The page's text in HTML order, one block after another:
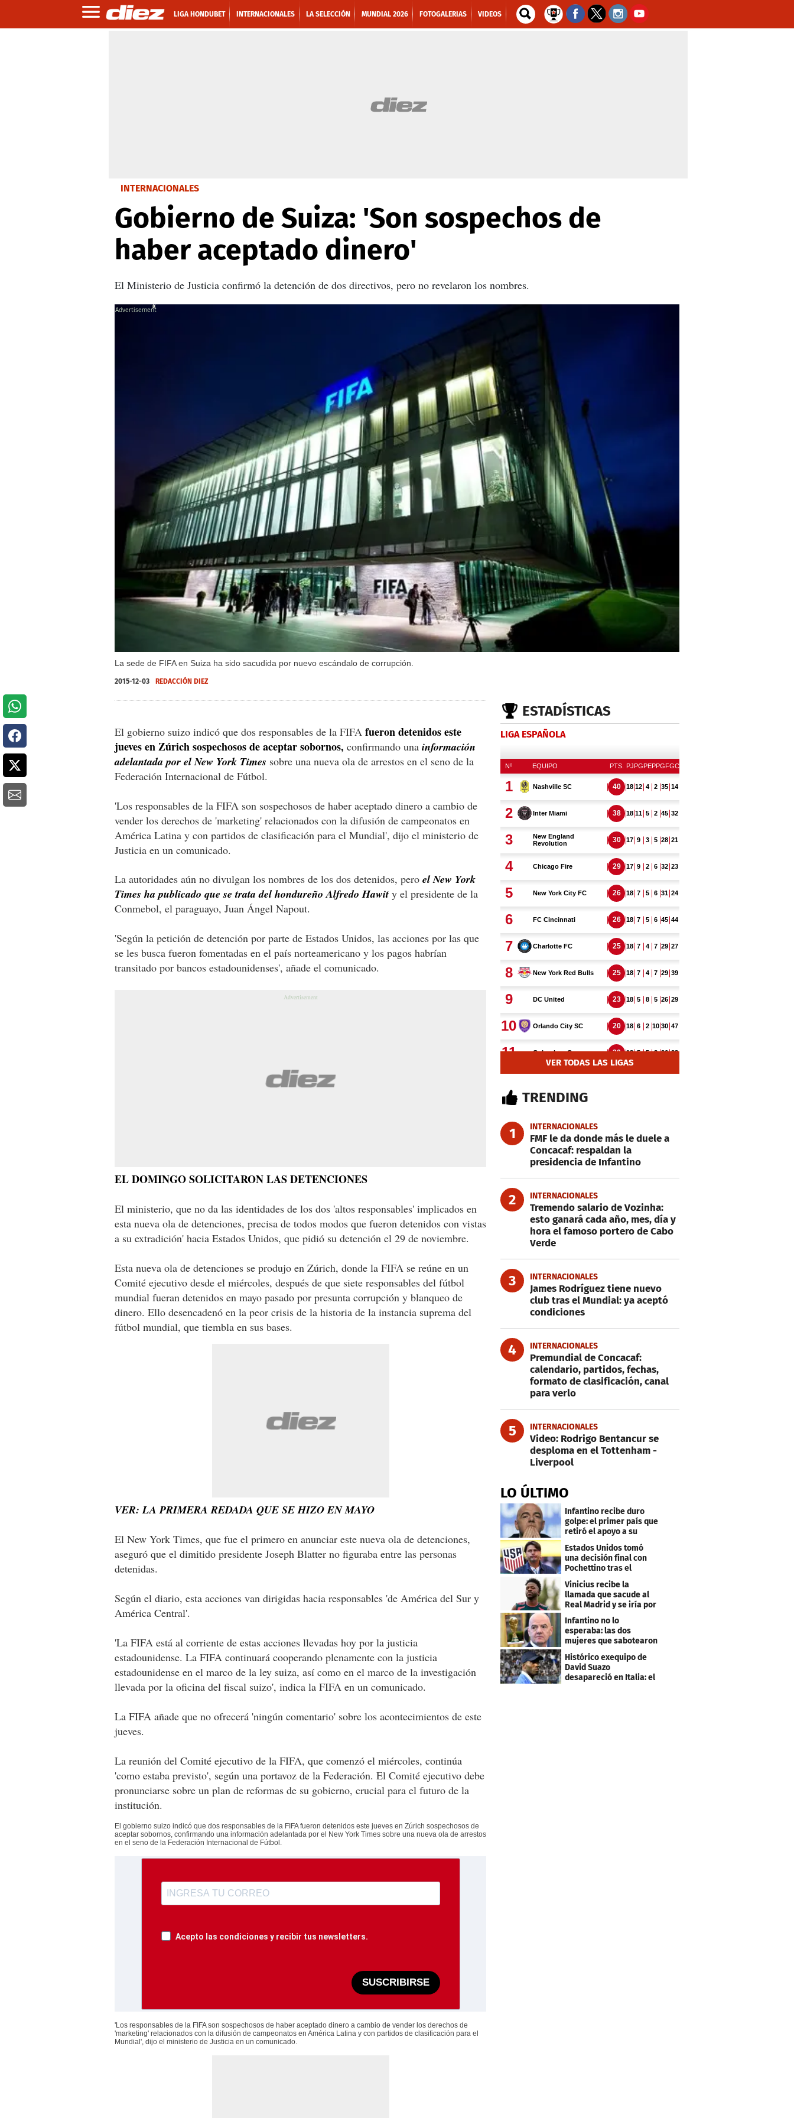
LIGA HONDUBET INTERNACIONALES LA SELECCIÓN MUNDIAL 2026 FOTOGALERIAS VIDEOS
INTERNACIONALES
Gobierno de Suiza: 'Son sospechos de
haber aceptado dinero'
El Ministerio de Justicia confirmó la detención de dos directivos, pero no revelaron los nombres.
La sede de FIFA en Suiza ha sido sacudida por nuevo escándalo de corrupción.
X
2015-12-03 REDACCIÓN DIEZ
El gobierno suizo indicó que dos responsables de la FIFA fueron detenidos este
jueves en Zúrich sospechosos de aceptar sobornos, confirmando una información
adelantada por el New York Times sobre una nueva ola de arrestos en el seno de la
Federación Internacional de Fútbol.
'Los responsables de la FIFA son sospechosos de haber aceptado dinero a cambio de
vender los derechos de 'marketing' relacionados con la difusión de campeonatos en
América Latina y con partidos de clasificación para el Mundial', dijo el ministerio de
Justicia en un comunicado.
La autoridades aún no divulgan los nombres de los dos detenidos, pero el New York
Times ha publicado que se trata del hondureño Alfredo Hawit y el presidente de la
Conmebol, el paraguayo, Juan Ángel Napout.
'Según la petición de detención por parte de Estados Unidos, las acciones por las que
se les busca fueron fomentadas en el país norteamericano y los pagos habrían
transitado por bancos estadounidenses', añade el comunicado.
EL DOMINGO SOLICITARON LAS DETENCIONES
El ministerio, que no da las identidades de los dos 'altos responsables' implicados en
esta nueva ola de detenciones, precisa de todos modos que fueron detenidos con vistas
a su extradición' hacia Estados Unidos, que pidió su detención el 29 de noviembre.
Esta nueva ola de detenciones se produjo en Zúrich, donde la FIFA se reúne en un
Comité ejecutivo desde el miércoles, después de que siete responsables del fútbol
mundial fueran detenidos en mayo pasado por presunta corrupción y blanqueo de
dinero. Ello desencadenó en la peor crisis de la historia de la instancia suprema del
fútbol mundial, que tiembla en sus bases.
VER: LA PRIMERA REDADA QUE SE HIZO EN MAYO
El New York Times, que fue el primero en anunciar este nueva ola de detenciones,
aseguró que el dimitido presidente Joseph Blatter no figuraba entre las personas
detenidas.
Según el diario, esta acciones van dirigidas hacia responsables 'de América del Sur y
América Central'.
'La FIFA está al corriente de estas acciones llevadas hoy por la justicia
estadounidense. La FIFA continuará cooperando plenamente con la justicia
estadounidense en el marco de la ley suiza, así como en el marco de la investigación
llevada por la oficina del fiscal suizo', indica la FIFA en un comunicado.
La FIFA añade que no ofrecerá 'ningún comentario' sobre los acontecimientos de este
jueves.
La reunión del Comité ejecutivo de la FIFA, que comenzó el miércoles, continúa
'como estaba previsto', según una portavoz de la Federación. El Comité ejecutivo debe
pronunciarse sobre un plan de reformas de su gobierno, crucial para el futuro de la
institución.
El gobierno suizo indicó que dos responsables de la FIFA fueron detenidos este jueves en Zúrich sospechosos de
aceptar sobornos, confirmando una información adelantada por el New York Times sobre una nueva ola de arrestos
en el seno de la Federación Internacional de Fútbol.
Acepto las condiciones y recibir tus newsletters.
SUSCRIBIRSE
'Los responsables de la FIFA son sospechosos de haber aceptado dinero a cambio de vender los derechos de
'marketing' relacionados con la difusión de campeonatos en América Latina y con partidos de clasificación para el
Mundial', dijo el ministerio de Justicia en un comunicado.
ESTADÍSTICAS
LIGA ESPAÑOLA
VER TODAS LAS LIGAS
TRENDING
1 INTERNACIONALES
FMF le da donde más le duele a
Concacaf: respaldan la
presidencia de Infantino
2 INTERNACIONALES
Tremendo salario de Vozinha:
esto ganará cada año, mes, día y
hora el famoso portero de Cabo
Verde
3 INTERNACIONALES
James Rodríguez tiene nuevo
club tras el Mundial: ya aceptó
condiciones
4 INTERNACIONALES
Premundial de Concacaf:
calendario, partidos, fechas,
formato de clasificación, canal
para verlo
5 INTERNACIONALES
Video: Rodrigo Bentancur se
desploma en el Tottenham -
Liverpool
LO ÚLTIMO
Infantino recibe duro
golpe: el primer país que
retiró el apoyo a su
Estados Unidos tomó
una decisión final con
Pochettino tras el
Mundial
Vinicius recibe la
llamada que sacude al
Real Madrid y se iría por
este salario
Infantino no lo
esperaba: las dos
mujeres que sabotearon
sus planes con el
Mundial
Histórico exequipo de
David Suazo
desapareció en Italia: el